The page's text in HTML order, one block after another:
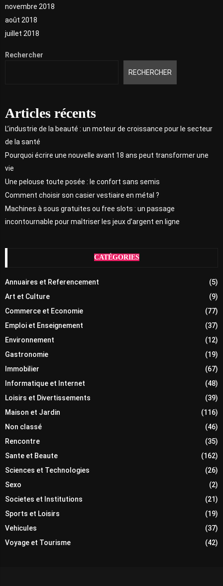
novembre 2018
août 2018
juillet 2018
Rechercher
RECHERCHER
Articles récents
L’industrie de la beauté : un moteur de croissance pour le secteur
de la santé
Pourquoi écrire une nouvelle avant 18 ans peut transformer une
vie
Une pelouse toute posée : le confort sans semis
Comment choisir son casier vestiaire en métal ?
Machines à sous gratuites ou free slots : un passage
incontournable pour maîtriser les jeux d’argent en ligne
CATÉGORIES
Annuaires et Referencement
(5)
Art et Culture
(9)
Commerce et Economie
(77)
Emploi et Enseignement
(37)
Environnement
(12)
Gastronomie
(19)
Immobilier
(67)
Informatique et Internet
(48)
Loisirs et Divertissements
(39)
Maison et Jardin
(116)
Non classé
(46)
Rencontre
(35)
Sante et Beaute
(162)
Sciences et Technologies
(26)
Sexo
(2)
Societes et Institutions
(21)
Sports et Loisirs
(19)
Vehicules
(37)
Voyage et Tourisme
(42)